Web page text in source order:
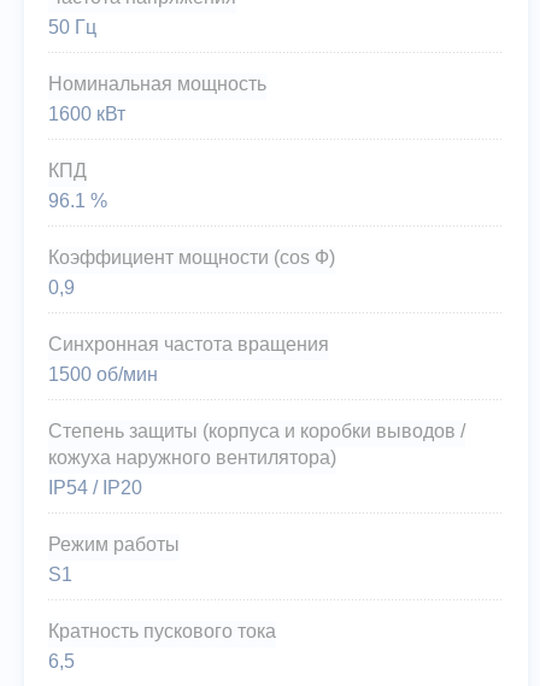
50 Гц
Номинальная мощность
1600 кВт
КПД
96.1 %
Коэффициент мощности (cos Ф)
0,9
Синхронная частота вращения
1500 об/мин
Степень защиты (корпуса и коробки выводов /
кожуха наружного вентилятора)
IP54 / IP20
Режим работы
S1
Кратность пускового тока
6,5